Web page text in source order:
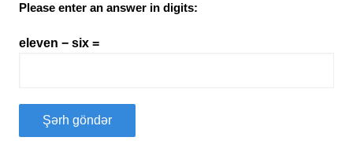
Please enter an answer in digits:
eleven − six =